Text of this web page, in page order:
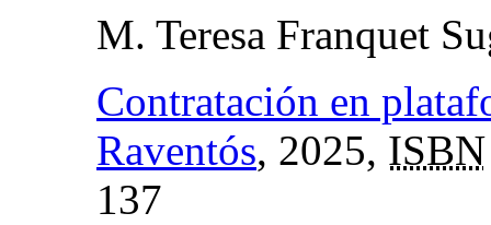
M. Teresa Franquet
Contratación en
Raventós, 2025, ISBN
137